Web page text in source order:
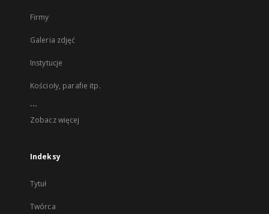
Firmy
Galeria zdjęć
Instytucje
Kościoły, parafie itp.
...
Zobacz więcej
Indeksy
Tytuł
Twórca